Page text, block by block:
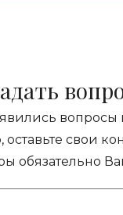
свои
обязательно